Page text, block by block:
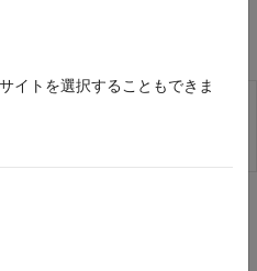
Interface to create your
イトを選択することもできま